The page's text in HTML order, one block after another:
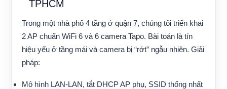
TPHCM
Trong một nhà phố 4 tầng ở quận 7, chúng tôi triển khai
2 AP chuẩn WiFi 6 và 6 camera Tapo. Bài toán là tín
hiệu yếu ở tầng mái và camera bị “rớt” ngẫu nhiên. Giải
pháp:
Mô hình LAN-LAN, tắt DHCP AP phụ, SSID thống nhất